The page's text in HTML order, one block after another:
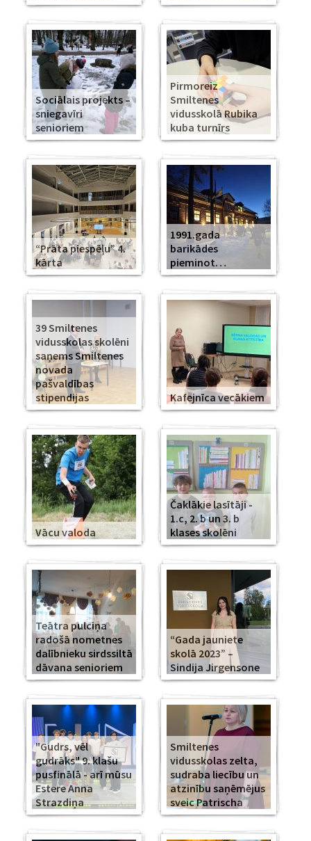
Sociālais projekts –
sniegavīri
senioriem
Pirmoreiz
Smiltenes
vidusskolā Rubika
kuba turnīrs
“Prāta piespēļu” 4.
kārta
1991.gada
barikādes
pieminot…
39 Smiltenes
vidusskolas skolēni
saņems Smiltenes
novada
pašvaldības
stipendijas
Kafejnīca vecākiem
Vācu valoda
Čaklākie lasītāji -
1.c, 2. b un 3. b
klases skolēni
Teātra pulciņa
radošā nometnes
dalībnieku sirdssiltā
dāvana senioriem
“Gada jauniete
skolā 2023” –
Sindija Jirgensone
"Gudrs, vēl
gudrāks" 9. klašu
pusfinālā - arī mūsu
Estere Anna
Strazdiņa
Smiltenes
vidusskolas zelta,
sudraba liecību un
atzinību saņēmējus
sveic Patrischa